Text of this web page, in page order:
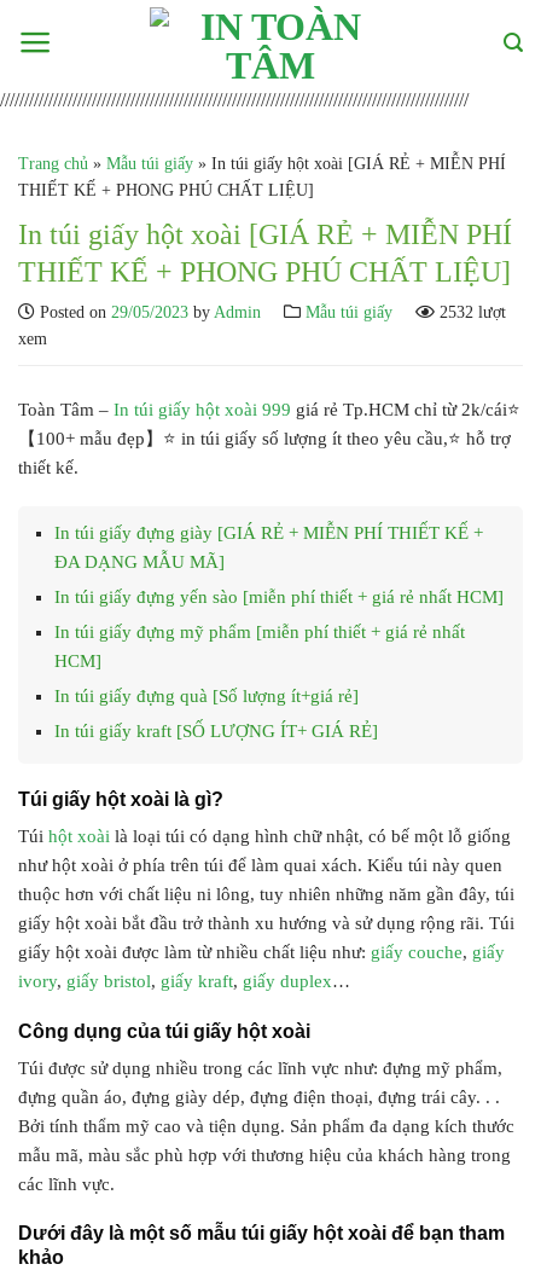
/////////////////////////////////////////////////////////////////////////////////////////////////
Trang chủ » Mẫu túi giấy » In túi giấy hột xoài [GIÁ RẺ + MIỄN PHÍ
THIẾT KẾ + PHONG PHÚ CHẤT LIỆU]
In túi giấy hột xoài [GIÁ RẺ + MIỄN PHÍ
THIẾT KẾ + PHONG PHÚ CHẤT LIỆU]
Posted on 29/05/2023 by Admin Mẫu túi giấy
2532 lượt
xem
Toàn Tâm – In túi giấy hột xoài 999 giá rẻ Tp.HCM chỉ từ 2k/cái⭐
【100+ mẫu đẹp】⭐ in túi giấy số lượng ít theo yêu cầu,⭐ hỗ trợ
thiết kế.
In túi giấy đựng giày [GIÁ RẺ + MIỄN PHÍ THIẾT KẾ +
ĐA DẠNG MẪU MÃ]
In túi giấy đựng yến sào [miễn phí thiết + giá rẻ nhất HCM]
In túi giấy đựng mỹ phẩm [miễn phí thiết + giá rẻ nhất
HCM]
In túi giấy đựng quà [Số lượng ít+giá rẻ]
In túi giấy kraft [SỐ LƯỢNG ÍT+ GIÁ RẺ]
Túi giấy hột xoài là gì?
Túi hột xoài là loại túi có dạng hình chữ nhật, có bế một lỗ giống
như hột xoài ở phía trên túi để làm quai xách. Kiểu túi này quen
thuộc hơn với chất liệu ni lông, tuy nhiên những năm gần đây, túi
giấy hột xoài bắt đầu trở thành xu hướng và sử dụng rộng rãi. Túi
giấy hột xoài được làm từ nhiều chất liệu như: giấy couche, giấy
ivory, giấy bristol, giấy kraft, giấy duplex…
Công dụng của túi giấy hột xoài
Túi được sử dụng nhiều trong các lĩnh vực như: đựng mỹ phẩm,
đựng quần áo, đựng giày dép, đựng điện thoại, đựng trái cây. . .
Bởi tính thẩm mỹ cao và tiện dụng. Sản phẩm đa dạng kích thước
mẫu mã, màu sắc phù hợp với thương hiệu của khách hàng trong
các lĩnh vực.
Dưới đây là một số mẫu túi giấy hột xoài để bạn tham
khảo